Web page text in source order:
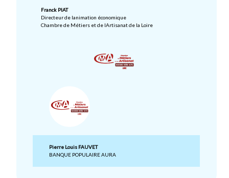
Franck PIAT
Directeur de lanimation économique
Chambre de Métiers et de lArtisanat de la Loire
Pierre Louis FAUVET
BANQUE POPULAIRE AURA